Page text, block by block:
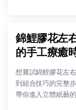
錦鯉膠花左
的手工療癒
想嘗試錦鯉膠花左
到組合技巧的完整
帶你進入立體紙藝的